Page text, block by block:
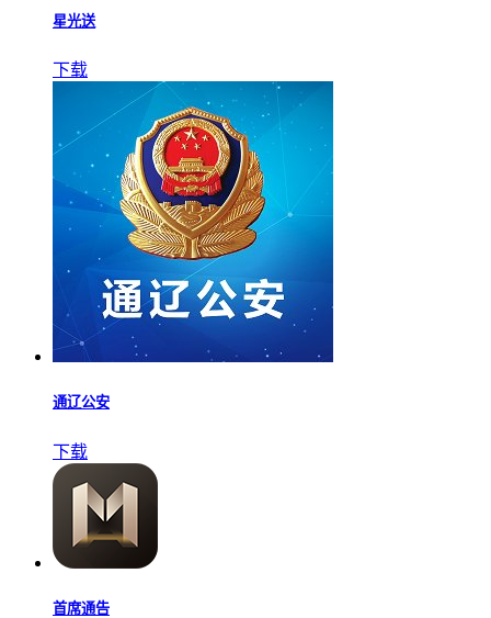
星光送
下载
通辽公安
下载
首席通告